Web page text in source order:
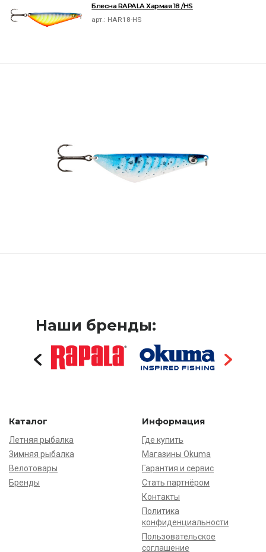
Блесна RAPALA Хармая 18 /HS
арт.: HAR18-HS
Наши бренды:
Каталог
Летняя рыбалка
Зимняя рыбалка
Велотовары
Бренды
Информация
Где купить
Магазины Okuma
Гарантия и сервис
Стать партнёром
Контакты
Политика
конфиденциальности
Пользовательское
соглашение